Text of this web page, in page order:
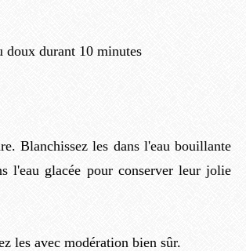
doux durant 10 minutes
Blanchissez les dans l'eau bouillante
l'eau glacée pour conserver leur jolie
les avec modération bien sûr.